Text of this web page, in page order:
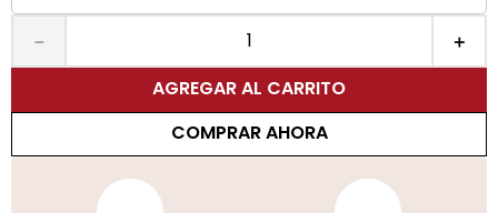
＋
－
AGREGAR AL CARRITO
COMPRAR AHORA